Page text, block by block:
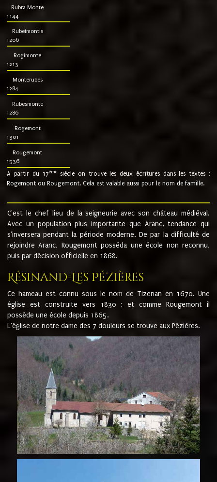
Rubra Monte
1144
Rubeimontis
1206
Rogimonte
1213
Monterubes
1284
Rubesmonte
1286
Rogemont
1301
Rougemont
1536
A partir du 17ème siècle on trouve les deux écritures dans les textes :
Rogemont ou Rougemont. Cela est valable aussi pour le nom de famille.
C'est le chef lieu de la seigneurie avec son château médiéval.
Avec un population plus importante que Aranc, tendance qui
s'inversera pendant la période moderne. De par la difficulté de
rejoindre Aranc, Rougemont posséda une école non reconnu,
puis par décision officielle en 1868.
Résinand-Les Pézières
Ce hameau est connu sous le nom de Tizenan en 1670. Une
église est construite vers 1830 ; et comme Rougemont il
possède une école depuis 1865.
L'église de notre dame des 7 douleurs se trouve aux Pézières.